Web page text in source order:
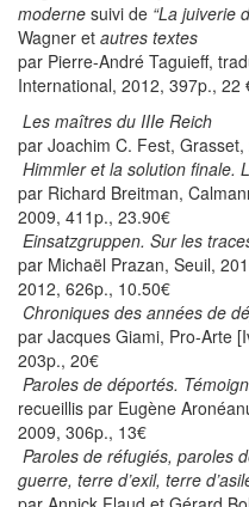
moderne suivi de “La juiverie
Wagner et autres textes
par Pierre-André Taguieff,
International, 2012, 397p., 22
Les maîtres du IIIe Reich
par Joachim C. Fest,
Himmler et la solution finale.
par Richard Breitman,
2009, 411p., 23.90€
Einsatzgruppen. Sur les
par Michaël Prazan, Seuil,
2012, 626p., 10.50€
Chroniques des années de
par Jacques Giami, Pro-Arte
203p., 20€
Paroles de déportés.
recueillis par Eugène
2009, 306p., 13€
Paroles de réfugiés, paroles
guerre, terre d’exil, terre